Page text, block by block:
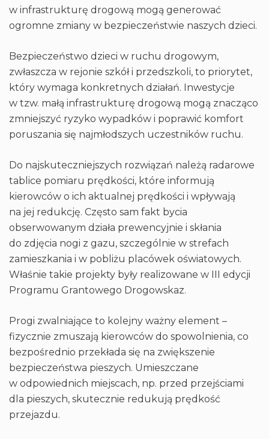
w infrastrukturę drogową mogą generować
ogromne zmiany w bezpieczeństwie naszych dzieci.
Bezpieczeństwo dzieci w ruchu drogowym,
zwłaszcza w rejonie szkół i przedszkoli, to priorytet,
który wymaga konkretnych działań. Inwestycje
w tzw. małą infrastrukturę drogową mogą znacząco
zmniejszyć ryzyko wypadków i poprawić komfort
poruszania się najmłodszych uczestników ruchu.
Do najskuteczniejszych rozwiązań należą radarowe
tablice pomiaru prędkości, które informują
kierowców o ich aktualnej prędkości i wpływają
na jej redukcję. Często sam fakt bycia
obserwowanym działa prewencyjnie i skłania
do zdjęcia nogi z gazu, szczególnie w strefach
zamieszkania i w pobliżu placówek oświatowych.
Właśnie takie projekty były realizowane w III edycji
Programu Grantowego Drogowskaz.
Progi zwalniające to kolejny ważny element –
fizycznie zmuszają kierowców do spowolnienia, co
bezpośrednio przekłada się na zwiększenie
bezpieczeństwa pieszych. Umieszczane
w odpowiednich miejscach, np. przed przejściami
dla pieszych, skutecznie redukują prędkość
przejazdu.